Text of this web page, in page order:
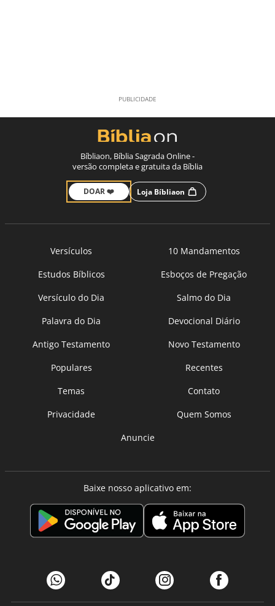
Bíbliaon, Bíblia Sagrada Online -
versão completa e gratuita da Bíblia
DOAR ❤️ Loja Bíbliaon
Versículos
10 Mandamentos
Estudos Bíblicos
Esboços de Pregação
Versículo do Dia
Salmo do Dia
Palavra do Dia
Devocional Diário
Antigo Testamento
Novo Testamento
Populares
Recentes
Temas
Contato
Privacidade
Quem Somos
Anuncie
Baixe nosso aplicativo em: